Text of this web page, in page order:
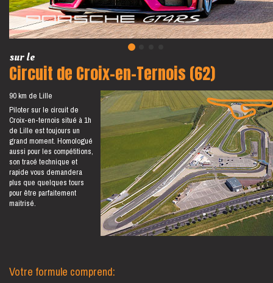
sur le
Circuit de Croix-en-Ternois (62)
90 km de Lille
Piloter sur le circuit de
Croix-en-ternois situé à 1h
de Lille est toujours un
grand moment. Homologué
aussi pour les compétitions,
son tracé technique et
rapide vous demandera
plus que quelques tours
pour être parfaitement
maitrisé.
Votre formule comprend: